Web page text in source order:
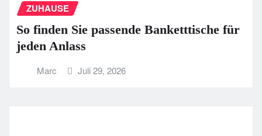
ZUHAUSE
So finden Sie passende Banketttische für
jeden Anlass
Marc Juli 29, 2026